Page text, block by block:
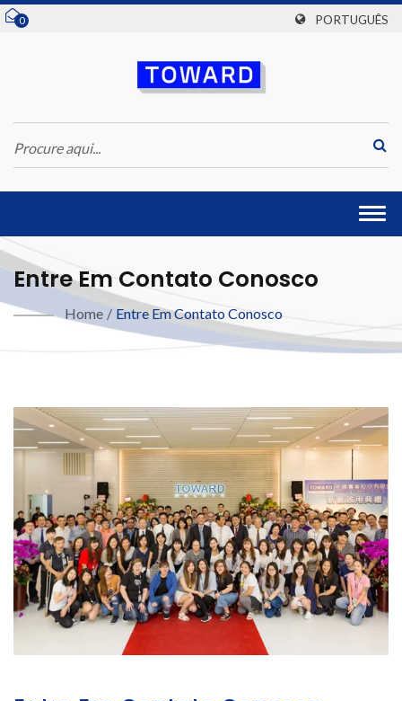
0 PORTUGUÊS
Entre Em Contato Conosco
Home / Entre Em Contato Conosco